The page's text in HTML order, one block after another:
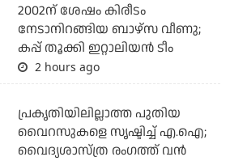
2002ന് ശേഷം കിരീടം
നേടാനിറങ്ങിയ ബാഴ്സ വീണു;
കപ്പ് തൂക്കി ഇറ്റാലിയൻ ടീം
2 hours ago
പ്രകൃതിയിലില്ലാത്ത പുതിയ
വൈറസുകളെ സൃഷ്ടിച്ച് എ.ഐ;
വൈദ്യശാസ്ത്ര രംഗത്ത് വന്‍